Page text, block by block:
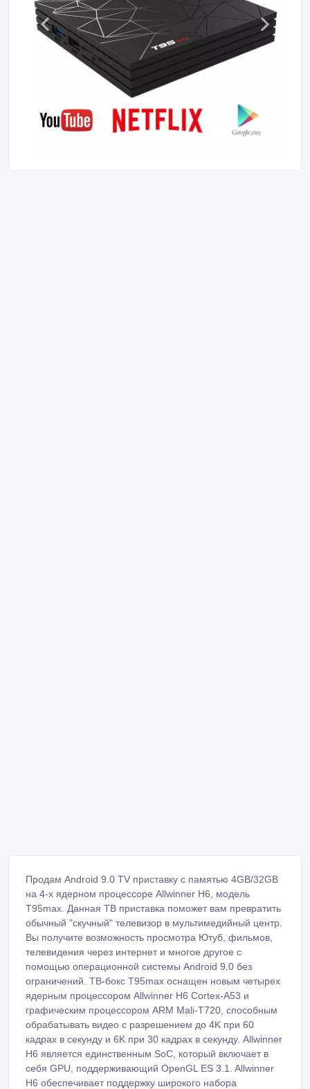
Продам Android 9.0 TV приставку с памятью 4GB/32GB
на 4-х ядерном процессоре Allwinner H6, модель
T95max. Данная ТВ приставка поможет вам превратить
обычный "скучный" телевизор в мультимедийный центр.
Вы получите возможность просмотра Ютуб, фильмов,
телевидения через интернет и многое другое с
помощью операционной системы Android 9.0 без
ограничений. ТВ-бокс T95max оснащен новым четырех
ядерным процессором Allwinner H6 Cortex-A53 и
графическим процессором ARM Mali-T720, способным
обрабатывать видео с разрешением до 4K при 60
кадрах в секунду и 6K при 30 кадрах в секунду. Allwinner
H6 является единственным SoC, который включает в
себя GPU, поддерживающий OpenGL ES 3.1. Allwinner
H6 обеспечивает поддержку широкого набора